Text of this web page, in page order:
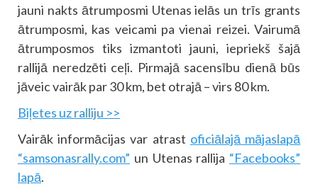
jauni nakts ātrumposmi Utenas ielās un trīs grants
ātrumposmi, kas veicami pa vienai reizei. Vairumā
ātrumposmos tiks izmantoti jauni, iepriekš šajā
rallijā neredzēti ceļi. Pirmajā sacensību dienā būs
jāveic vairāk par 30 km, bet otrajā – virs 80 km.
Biļetes uz ralliju >>
Vairāk informācijas var atrast oficiālajā mājaslapā
“samsonasrally.com” un Utenas rallija “Facebooks”
lapā.